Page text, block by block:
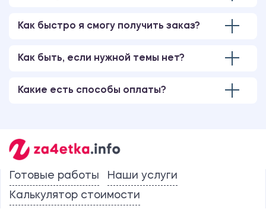
Как быстро я смогу получить заказ?
Как быть, если нужной темы нет?
Какие есть способы оплаты?
Готовые работы
Наши услуги
Калькулятор стоимости